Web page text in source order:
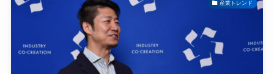
産業トレンド